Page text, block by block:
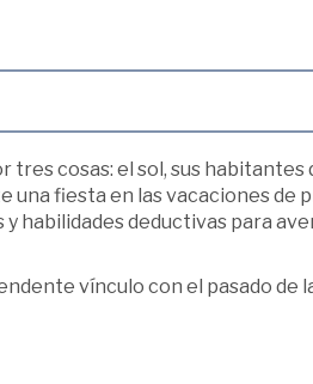
cosas: el sol, sus habitantes
fiesta en las vacaciones de
habilidades deductivas para
vínculo con el pasado de